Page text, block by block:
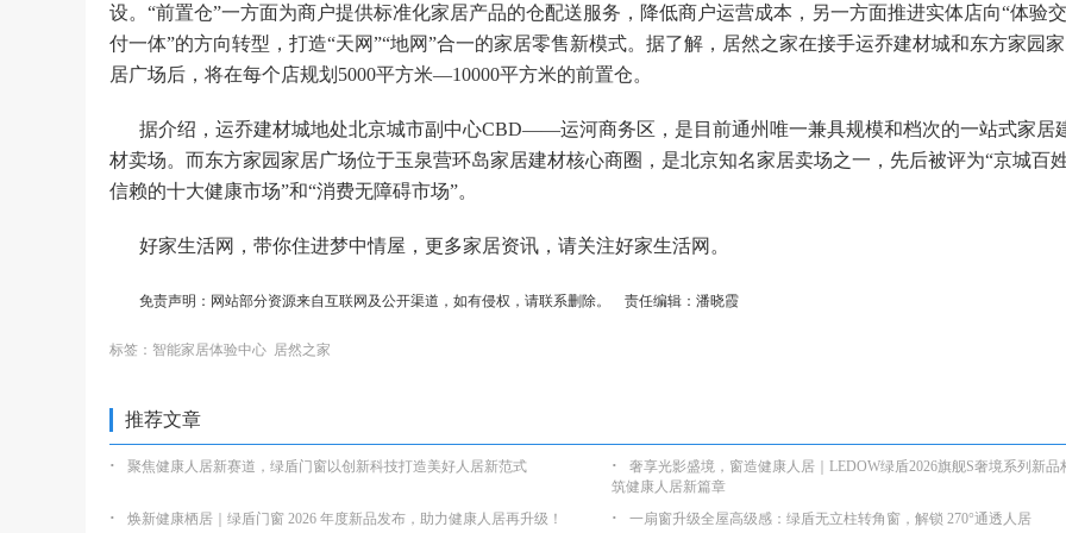
设。“前置仓”一方面为商户提供标准化家居产品的仓配送服务，降低商户运营成本，另一方面推进实体店向“体验交
付一体”的方向转型，打造“天网”“地网”合一的家居零售新模式。据了解，居然之家在接手运乔建材城和东方家园家
居广场后，将在每个店规划5000平方米—10000平方米的前置仓。
据介绍，运乔建材城地处北京城市副中心CBD——运河商务区，是目前通州唯一兼具规模和档次的一站式家居
材卖场。而东方家园家居广场位于玉泉营环岛家居建材核心商圈，是北京知名家居卖场之一，先后被评为“京城百
信赖的十大健康市场”和“消费无障碍市场”。
好家生活网，带你住进梦中情屋，更多家居资讯，请关注好家生活网 。
免责声明：网站部分资源来自互联网及公开渠道，如有侵权，请联系删除。 责任编辑：潘晓霞
标签： 智能家居体验中心 居然之家
推荐文章
· 聚焦健康人居新赛道，绿盾门窗以创新科技打造美好人居新范式 ·
奢享光影盛境，窗造健康人居｜LEDOW绿盾2026旗舰S奢境系列新品
筑健康人居新篇章
· 焕新健康栖居｜绿盾门窗 2026 年度新品发布，助力健康人居再升级！ · 一扇窗升级全屋高级感：绿盾无立柱转角窗，解锁 270°通透人居